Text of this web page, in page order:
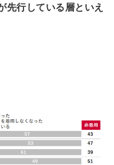
先行している層といえ